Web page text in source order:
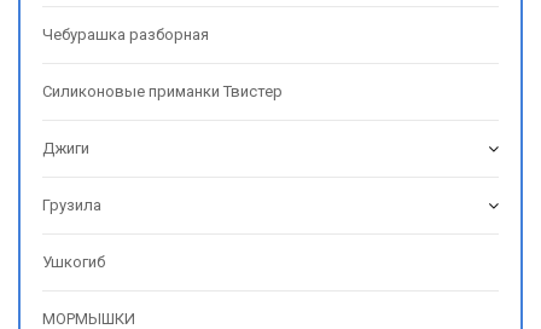
Чебурашка разборная
Силиконовые приманки Твистер
Джиги
Грузила
Ушкогиб
МОРМЫШКИ